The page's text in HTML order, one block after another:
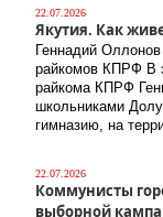
22.07.2026
Якутия. Как
Геннадий
райкомов КПРФ В
райкома КПРФ
школьниками
гимназию, на
22.07.2026
Коммунисты
выборной